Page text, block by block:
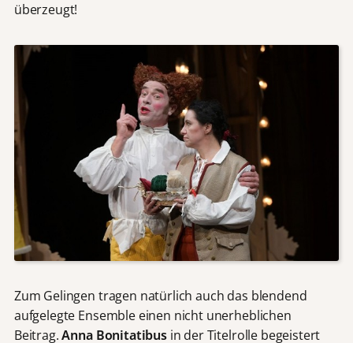
überzeugt!
Zum Gelingen tragen natürlich auch das blendend
aufgelegte Ensemble einen nicht unerheblichen
Beitrag.Anna Bonitatibusin der Titelrolle begeistert